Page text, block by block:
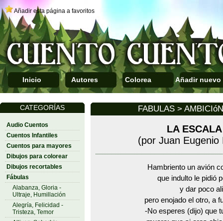
Añadir esta página a favoritos
Inicio Autores Colorea Añadir nuevo
CATEGORÍAS
Audio Cuentos
Cuentos Infantiles
Cuentos para mayores
Dibujos para colorear
Dibujos recortables
Fábulas
Alabanza, Gloria -
Ultraje, Humillación
Alegría, Felicidad -
Tristeza, Temor
FABULAS >
LA ESCALA
(por Juan Eugenio
Hambriento un avión
que indulto le pidió
y dar poco
pero enojado el otro, a
-No esperes (dijo) que